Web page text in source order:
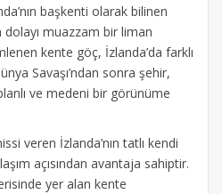
başkenti olarak bilinen
muazzam bir liman
kente göç, İzlanda’da farklı
Savaşı’ndan sonra şehir,
ve medeni bir görünüme
veren İzlanda’nın tatlı kendi
açısından avantaja sahiptir.
yer alan kente